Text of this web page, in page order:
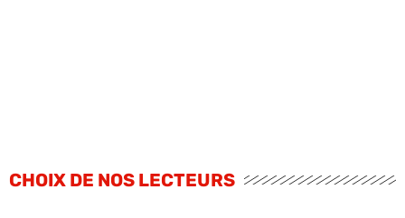
CHOIX DE NOS LECTEURS